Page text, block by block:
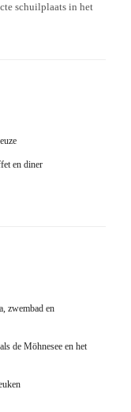
schuilplaats in het
en diner
zwembad en
de Möhnesee en het